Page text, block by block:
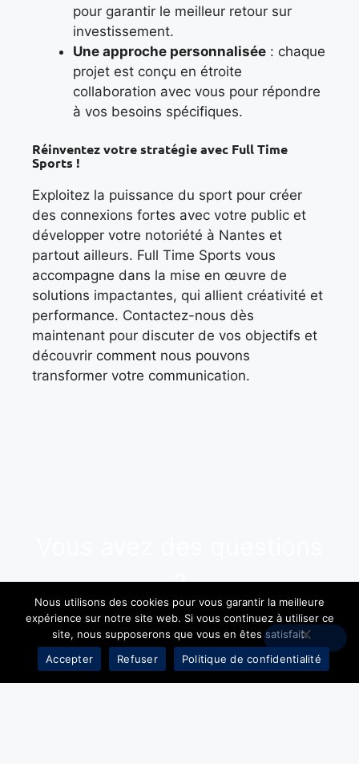
pour garantir le meilleur retour sur
investissement.
Une approche personnalisée : chaque
projet est conçu en étroite
collaboration avec vous pour répondre
à vos besoins spécifiques.
Réinventez votre stratégie avec Full Time
Sports !
Exploitez la puissance du sport pour créer
des connexions fortes avec votre public et
développer votre notoriété à Nantes et
partout ailleurs. Full Time Sports vous
accompagne dans la mise en œuvre de
solutions impactantes, qui allient créativité et
performance. Contactez-nous dès
maintenant pour discuter de vos objectifs et
découvrir comment nous pouvons
transformer votre communication.
?
Contactez-nous
Nous utilisons des cookies pour vous garantir la meilleure
expérience sur notre site web. Si vous continuez à utiliser ce
site, nous supposerons que vous en êtes satisfait.
Accepter
Refuser Politique de confidentialité